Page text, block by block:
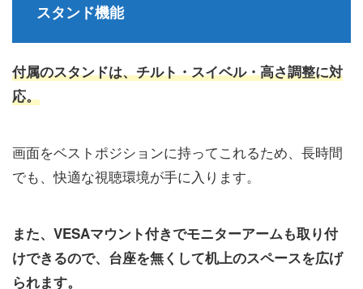
スタンド機能
付属のスタンドは、チルト・スイベル・高さ調整に対
応。
画面をベストポジションに持ってこれるため、長時間
でも、快適な視聴環境が手に入ります。
また、VESAマウント付きでモニターアームも取り付
けできるので、台座を無くして机上のスペースを広げ
られます。